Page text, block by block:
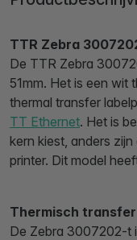
TTR Zebra
De TTR Zebra
51mm. Het is een wit
thermal transfer
TT Ethernet. Het is
kern kiest, anders
printer. Dit model
Thermisch transfer
De Zebra 3007202-t